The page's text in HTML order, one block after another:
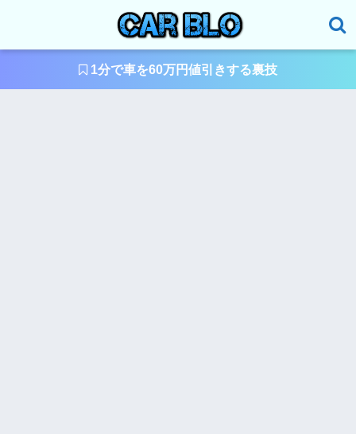
1分で車を60万円値引きする裏技